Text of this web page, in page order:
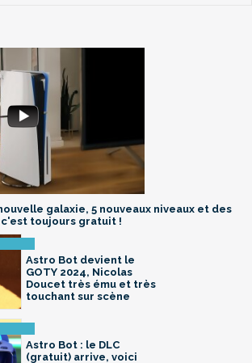
galaxie, 5 nouveaux niveaux et des
toujours gratuit !
Astro Bot devient le
GOTY 2024, Nicolas
Doucet très ému et très
touchant sur scène
Astro Bot : le DLC
(gratuit) arrive, voici